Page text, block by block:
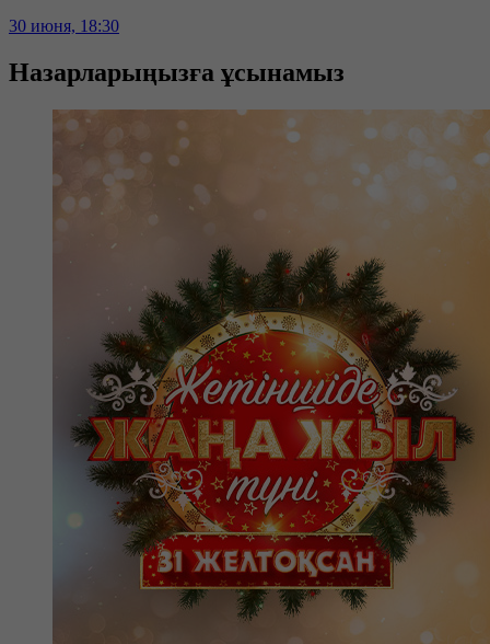
30 июня, 18:30
Назарларыңызға ұсынамыз